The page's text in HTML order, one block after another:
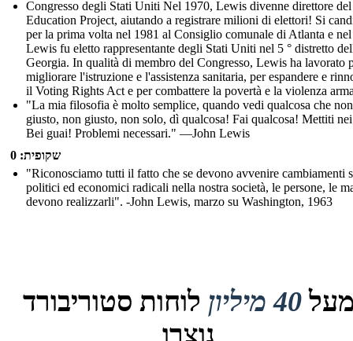
Congresso degli Stati Uniti Nel 1970, Lewis divenne direttore
Education Project, aiutando a registrare milioni di elettori! Si
per la prima volta nel 1981 al Consiglio comunale di Atlanta e
Lewis fu eletto rappresentante degli Stati Uniti nel 5 ° distretto
Georgia. In qualità di membro del Congresso, Lewis ha lavorato
migliorare l'istruzione e l'assistenza sanitaria, per espandere e
il Voting Rights Act e per combattere la povertà e la violenza
"La mia filosofia è molto semplice, quando vedi qualcosa che
giusto, non giusto, non solo, dì qualcosa! Fai qualcosa! Mettiti
Bei guai! Problemi necessari." —John Lewis
שקופית: 0
"Riconosciamo tutti il fatto che se devono avvenire cambiamenti
politici ed economici radicali nella nostra società, le persone, le
devono realizzarli". -John Lewis, marzo su Washington, 1963
40 מיליון
לוחות סטוריבורד